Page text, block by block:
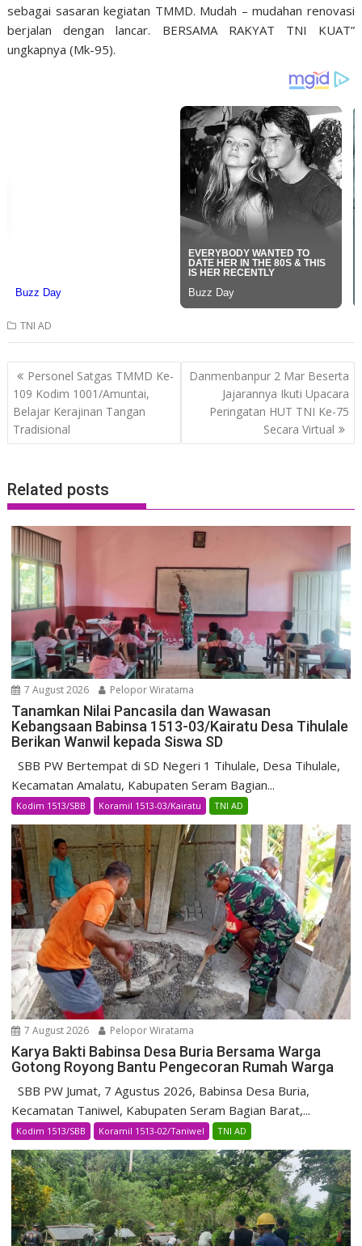
sebagai sasaran kegiatan TMMD. Mudah – mudahan renovasi
berjalan dengan lancar. BERSAMA RAKYAT TNI KUAT”
ungkapnya (Mk-95).
TNI AD
Post
navigation
Personel Satgas TMMD Ke-
109 Kodim 1001/Amuntai,
Belajar Kerajinan Tangan
Tradisional
Danmenbanpur 2 Mar Beserta
Jajarannya Ikuti Upacara
Peringatan HUT TNI Ke-75
Secara Virtual
Related posts
7 August 2026 Pelopor Wiratama
Tanamkan Nilai Pancasila dan Wawasan
Kebangsaan Babinsa 1513-03/Kairatu Desa Tihulale
Berikan Wanwil kepada Siswa SD
SBB PW Bertempat di SD Negeri 1 Tihulale, Desa Tihulale,
Kecamatan Amalatu, Kabupaten Seram Bagian...
Kodim 1513/SBB Koramil 1513-03/Kairatu TNI AD
7 August 2026 Pelopor Wiratama
Karya Bakti Babinsa Desa Buria Bersama Warga
Gotong Royong Bantu Pengecoran Rumah Warga
SBB PW Jumat, 7 Agustus 2026, Babinsa Desa Buria,
Kecamatan Taniwel, Kabupaten Seram Bagian Barat,...
Kodim 1513/SBB Koramil 1513-02/Taniwel TNI AD